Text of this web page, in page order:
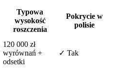
Typowa
wysokość
roszczenia
Pokrycie w
polisie
120 000 zł
wyrównań +
odsetki
✓ Tak